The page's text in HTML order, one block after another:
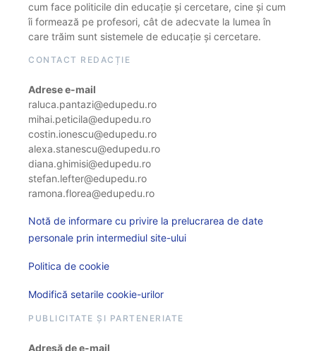
cum face politicile din educație și cercetare, cine și cum
îi formează pe profesori, cât de adecvate la lumea în
care trăim sunt sistemele de educație și cercetare.
CONTACT REDACȚIE
Adrese e-mail
raluca.pantazi@edupedu.ro
mihai.peticila@edupedu.ro
costin.ionescu@edupedu.ro
alexa.stanescu@edupedu.ro
diana.ghimisi@edupedu.ro
stefan.lefter@edupedu.ro
ramona.florea@edupedu.ro
Notă de informare cu privire la prelucrarea de date
personale prin intermediul site-ului
Politica de cookie
Modifică setarile cookie-urilor
PUBLICITATE ȘI PARTENERIATE
Adresă de e-mail